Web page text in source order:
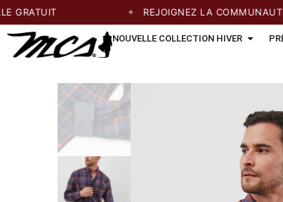
REJOIGNEZ LA COMMUNAUTÉ
NOUVELLE COLLECTION HIVER